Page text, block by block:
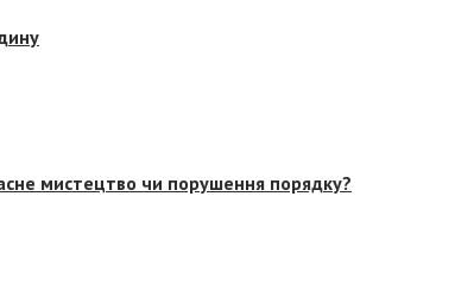
мистецтво чи порушення порядку?